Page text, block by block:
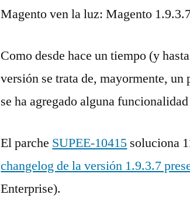
Magento ven la luz: Magento
Como desde hace un tiempo (y
versión se trata de, mayormente, un
se ha agregado alguna
El parche SUPEE-10415 soluciona
changelog de la versión 1.9.3.7
Enterprise).